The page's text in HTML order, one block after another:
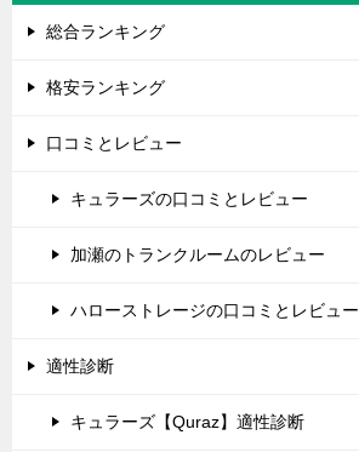
総合ランキング
格安ランキング
口コミとレビュー
キュラーズの口コミとレビュー
加瀬のトランクルームのレビュー
ハローストレージの口コミとレビュー
適性診断
キュラーズ【Quraz】適性診断